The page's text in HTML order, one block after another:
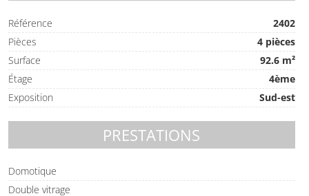
Référence
2402
Pièces
4 pièces
Surface
92.6 m²
Étage
4ème
Exposition
Sud-est
PRESTATIONS
Domotique
Double vitrage